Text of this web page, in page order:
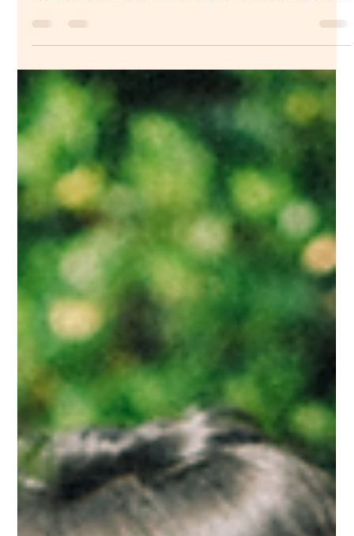
5 feb
2 minuten om te lezen
Een unieke ceremoniemeester met een
persoonlijke aanpak
Unieke ceremoniemeester Tilburg met persoonlijke aanpak:
stressvrije trouwdag, betaalbare tarieven, bruidspaar centraal.
Geen overname, maar soepele dagcoördinatie als regisseur
achter schermen. Ervaring, creatieve tips en ontspannen sfeer.
Boek voor overzichtelijke, spontane bruiloft zonder zorgen!